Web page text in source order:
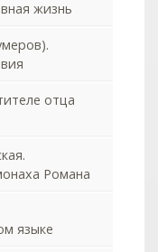
жизнь
отца
Романа
языке